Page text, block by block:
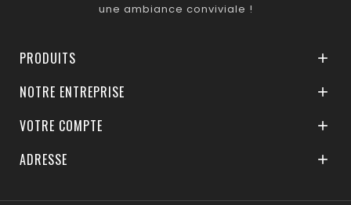
une ambiance conviviale !
PRODUITS 
NOTRE ENTREPRISE 
VOTRE COMPTE 
ADRESSE 